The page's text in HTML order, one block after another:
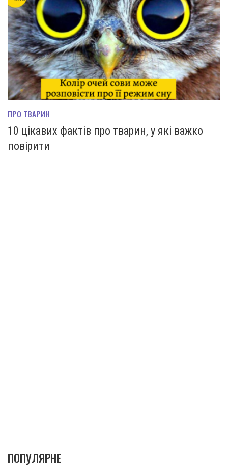
ПРО ТВАРИН
10 цікавих фактів про тварин, у які важко
повірити
ПОПУЛЯРНЕ